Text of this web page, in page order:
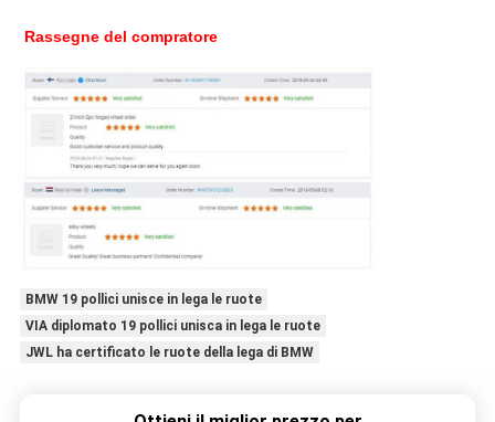
Rassegne del compratore
BMW 19 pollici unisce in lega le ruote
VIA diplomato 19 pollici unisca in lega le ruote
JWL ha certificato le ruote della lega di BMW